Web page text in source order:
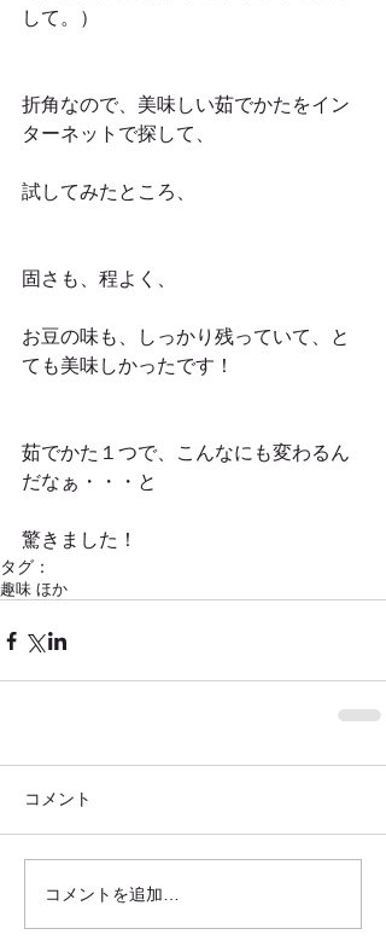
して。）
折角なので、美味しい茹でかたをイン
ターネットで探して、
試してみたところ、
固さも、程よく、
お豆の味も、しっかり残っていて、と
ても美味しかったです！
茹でかた１つで、こんなにも変わるん
だなぁ・・・と
驚きました！
タグ：
趣味 ほか
コメント
コメントを追加…